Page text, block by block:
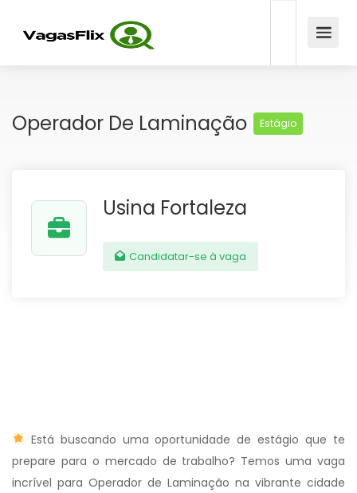
Operador De Laminação Estágio
Usina Fortaleza
Candidatar-se à vaga
Está buscando uma oportunidade de estágio que te
prepare para o mercado de trabalho? Temos uma vaga
incrível para Operador de Laminação na vibrante cidade